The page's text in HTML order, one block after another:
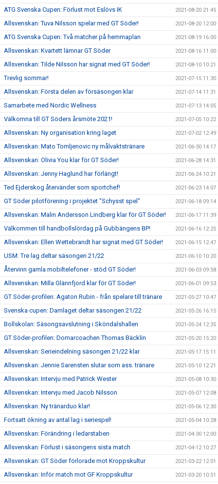
ATG Svenska Cupen: Förlust mot Eslövs IK 2021-08-20 21:45
Allsvenskan: Tuva Nilsson spelar med GT Söder! 2021-08-20 12:00
ATG Svenska Cupen: Två matcher på hemmaplan 2021-08-19 16:00
Allsvenskan: Kvartett lämnar GT Söder 2021-08-16 11:00
Allsvenskan: Tilde Nilsson har signat med GT Söder! 2021-08-10 10:21
Trevlig sommar! 2021-07-15 11:30
Allsvenskan: Första delen av försäsongen klar 2021-07-14 11:31
Samarbete med Nordic Wellness 2021-07-13 14:05
Välkomna till GT Söders årsmöte 2021! 2021-07-05 10:22
Allsvenskan: Ny organisation kring laget 2021-07-02 12:49
Allsvenskan: Mato Tomljenovic ny målvaktstränare 2021-06-30 14:17
Allsvenskan: Olivia You klar för GT Söder! 2021-06-28 14:31
Allsvenskan: Jenny Haglund har förlängt! 2021-06-24 10:21
Ted Ejderskog återvänder som sportchef! 2021-06-23 14:07
GT Söder pilotförening i projektet "Schysst spel" 2021-06-18 09:14
Allsvenskan: Malin Andersson Lindberg klar för GT Söder! 2021-06-17 11:39
Välkommen till handbollslördag på Gubbängens BP! 2021-06-16 12:25
Allsvenskan: Ellen Wettebrandt har signat med GT Söder! 2021-06-15 12:47
USM: Tre lag deltar säsongen 21/22 2021-06-10 10:20
Återvinn gamla mobiltelefoner - stöd GT Söder! 2021-06-03 09:58
Allsvenskan: Milla Glännfjord klar för GT Söder! 2021-06-01 09:53
GT Söder-profilen: Agaton Rubin - från spelare till tränare 2021-05-27 10:47
Svenska cupen: Damlaget deltar säsongen 21/22 2021-05-26 16:15
Bollskolan: Säsongsavslutning i Sköndalshallen 2021-05-24 12:35
GT Söder-profilen: Domarcoachen Thomas Bäcklin 2021-05-20 15:20
Allsvenskan: Serieindelning säsongen 21/22 klar 2021-05-17 15:11
Allsvenskan: Jennie Sarensten slutar som ass. tränare 2021-05-10 12:21
Allsvenskan: Intervju med Patrick Wester 2021-05-08 10:30
Allsvenskan: Intervju med Jacob Nilsson 2021-05-07 12:08
Allsvenskan: Ny tränarduo klar! 2021-05-06 12:30
Fortsatt ökning av antal lag i seriespel! 2021-05-04 10:28
Allsvenskan: Förändring i ledarstaben 2021-04-30 12:00
Allsvenskan: Förlust i säsongens sista match 2021-04-12 10:27
Allsvenskan: GT Söder förlorade mot Kroppskultur 2021-03-22 12:01
Allsvenskan: Inför match mot GF Kroppskultur 2021-03-20 10:51